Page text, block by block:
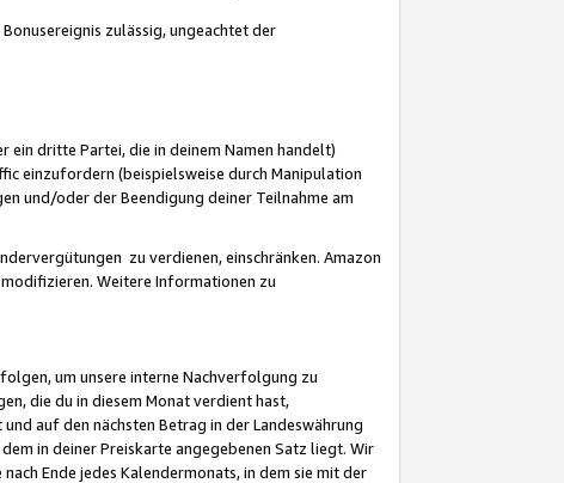
zulässig, ungeachtet der
dritte Partei, die in deinem Namen handelt)
einzufordern (beispielsweise durch Manipulation
und/oder der Beendigung deiner Teilnahme am
zu verdienen, einschränken. Amazon
Weitere Informationen zu
um unsere interne Nachverfolgung zu
die du in diesem Monat verdient hast,
auf den nächsten Betrag in der Landeswährung
in deiner Preiskarte angegebenen Satz liegt. Wir
Ende jedes Kalendermonats, in dem sie mit der